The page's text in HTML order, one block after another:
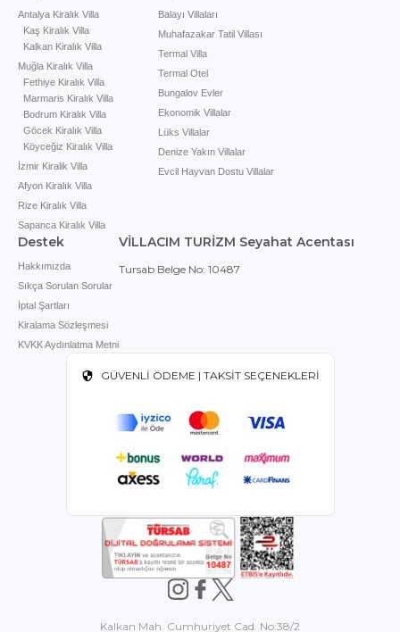
Antalya Kiralık Villa
Kaş Kiralık Villa
Kalkan Kiralık Villa
Muğla Kiralık Villa
Fethiye Kiralık Villa
Marmaris Kiralık Villa
Bodrum Kiralık Villa
Göcek Kiralık Villa
Köyceğiz Kiralık Villa
İzmir Kiralik Villa
Afyon Kiralık Villa
Rize Kiralık Villa
Sapanca Kiralık Villa
Balayı Villaları
Muhafazakar Tatil Villası
Termal Villa
Termal Otel
Bungalov Evler
Ekonomik Villalar
Lüks Villalar
Denize Yakın Villalar
Evcil Hayvan Dostu Villalar
Destek
Hakkımızda
Sıkça Sorulan Sorular
İptal Şartları
Kiralama Sözleşmesi
KVKK Aydınlatma Metni
VİLLACIM TURİZM Seyahat Acentası
Tursab Belge No: 10487
GÜVENLİ ÖDEME | TAKSİT SEÇENEKLERİ
Kalkan Mah. Cumhuriyet Cad. No:38/2